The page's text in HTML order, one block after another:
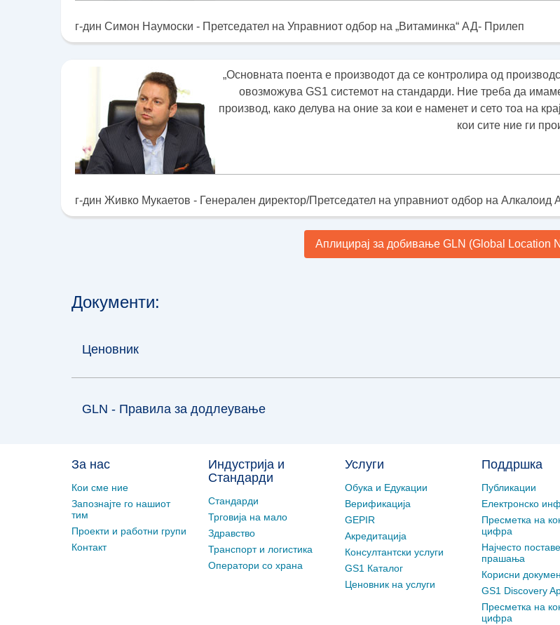
г-дин Симон Наумоски - Претседател на Управниот одбор на „Витаминка“ АД- Прилеп
„Основната поента е производот да се контролира од
овозможува GS1 системот на стандарди. Ние треба да
производ, како делува на оние за кои е наменет и сето тоа на
кои сите ние ги
г-дин Живко Мукаетов - Генерален директор/Претседател на управниот одбор на Алкалоид
Аплицирај за добивање GLN (Global Location
Документи:
Ценовник
GLN - Правила за додлеување
За нас
Кои сме ние
Запознајте го нашиот
тим
Проекти и работни групи
Контакт
Индустрија и
Стандарди
Стандарди
Трговија на мало
Здравство
Транспорт и логистика
Оператори со храна
Услуги
Обука и Едукации
Верификација
GEPIR
Акредитација
Консултантски услуги
GS1 Каталог
Ценовник на услуги
Поддршка
Публикации
Електронско
Пресметка на
цифра
Најчесто
прашања
Корисни
GS1 Discovery
Пресметка на
цифра